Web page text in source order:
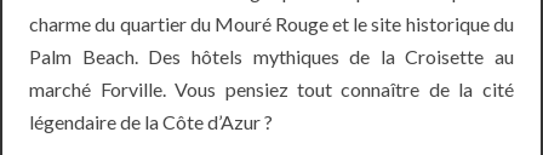
charme du quartier du Mouré Rouge et le site historique du
Palm Beach. Des hôtels mythiques de la Croisette au
marché Forville. Vous pensiez tout connaître de la cité
légendaire de la Côte d’Azur ?